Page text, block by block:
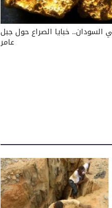
السودان.. خبايا الصراع حول جبل
عامر